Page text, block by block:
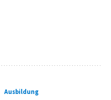
Ausbildung